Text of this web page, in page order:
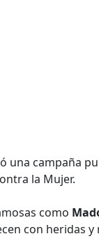
una campaña
la Mujer.
como
con heridas